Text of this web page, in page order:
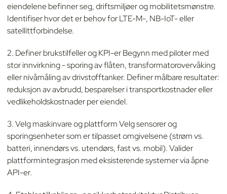
eiendelene befinner seg, driftsmiljøer og mobilitetsmønstre.
Identifiser hvor det er behov for LTE-M-, NB-IoT- eller
satellittforbindelse.
2. Definer brukstilfeller og KPI-er Begynn med piloter med
stor innvirkning - sporing av flåten, transformatorovervåking
eller nivåmåling av drivstofftanker. Definer målbare resultater:
reduksjon av avbrudd, besparelser i transportkostnader eller
vedlikeholdskostnader per eiendel.
3. Velg maskinvare og plattform Velg sensorer og
sporingsenheter som er tilpasset omgivelsene (strøm vs.
batteri, innendørs vs. utendørs, fast vs. mobil). Valider
plattformintegrasjon med eksisterende systemer via åpne
API-er.